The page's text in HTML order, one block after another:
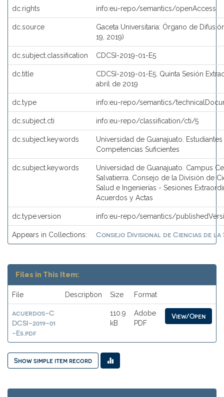
dc.rights info:eu-repo/semantics/openAccess
dc.source
Gaceta Universitaria: Órgano de
19, 2019)
dc.subject.classification CDCSI-2019-01-E5
dc.title
CDCSI-2019-01-E5. Quinta Sesión
abril de 2019
dc.type info:eu-repo/semantics/
dc.subject.cti info:eu-repo/classification/cti/5
dc.subject.keywords
Universidad de Guanajuato.
Competencias Suficientes
dc.subject.keywords
Universidad de Guanajuato. Campus
Salvatierra. Consejo de la División de
Salud e Ingenierías - Sesiones
Acuerdos y Actas
dc.type.version info:eu-repo/semantics/
Appears in Collections: Consejo Divisional de Ciencias de la
Files in This Item:
File Description Size Format
acuerdos-C
DCSI-2019-01
-E5.pdf
110.9
kB
Adobe
PDF
View/Open
Show simple item record